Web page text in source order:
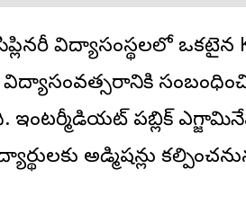
విద్యాసంస్థలలో ఒకటైన
విద్యాసంవత్సరానికి
ఇంటర్మీడియట్ పబ్లిక్
అడ్మిషన్లు